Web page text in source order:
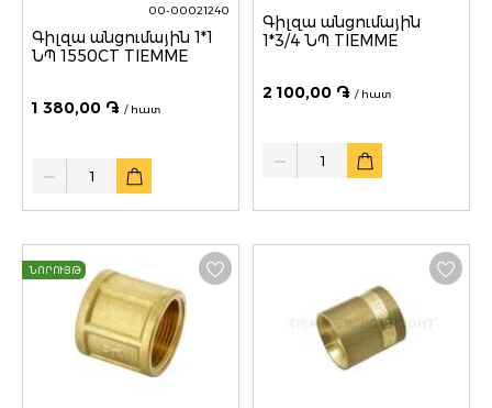
00-00021240
Գիլզա անցումային 1*1
ՆՊ 1550CT TIEMME
1 380,00 ֏ / հատ
Quantity
Գիլզա անցումային
1*3/4 ՆՊ TIEMME
2 100,00 ֏ / հատ
ՆՈՐՈՒՅԹ